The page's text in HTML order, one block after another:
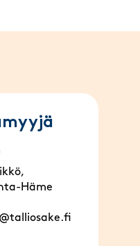
Häme